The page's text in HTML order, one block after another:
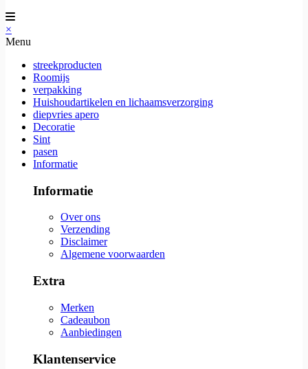
×
Menu
streekproducten
Roomijs
verpakking
Huishoudartikelen en lichaamsverzorging
diepvries apero
Decoratie
Sint
pasen
Informatie
Informatie
Over ons
Verzending
Disclaimer
Algemene voorwaarden
Extra
Merken
Cadeaubon
Aanbiedingen
Klantenservice